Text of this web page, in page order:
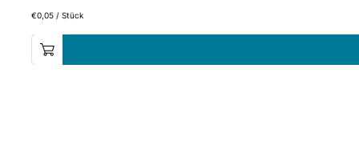
€0,05 /Stück